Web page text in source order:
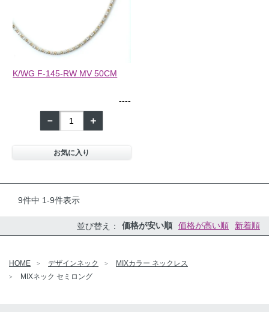
K/WG F-145-RW MV 50CM
----
－ ＋
お気に入り
並び替え 価格が安い順 価格が高い順 新着順
9件中 1-9件表示
HOME デザインネック
MIXカラー ネックレス
MIXネック セミロング